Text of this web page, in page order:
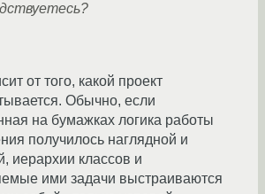
от того, какой проект
Обычно, если
на бумажках логика работы
получилось наглядной и
иерархии классов и
ими задачи выстраиваются